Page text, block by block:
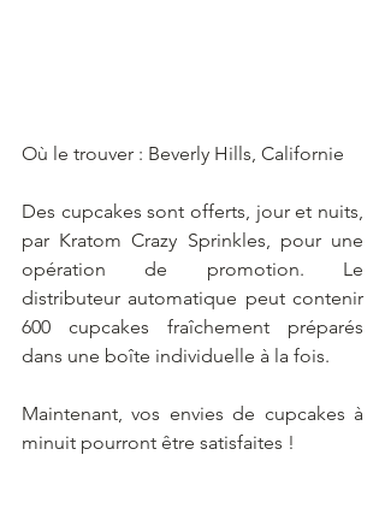
Où le trouver : Beverly Hills, Californie
Des cupcakes sont offerts, jour et nuits,
par Kratom Crazy Sprinkles, pour une
opération de promotion. Le
distributeur automatique peut contenir
600 cupcakes fraîchement préparés
dans une boîte individuelle à la fois.
Maintenant, vos envies de cupcakes à
minuit pourront être satisfaites !